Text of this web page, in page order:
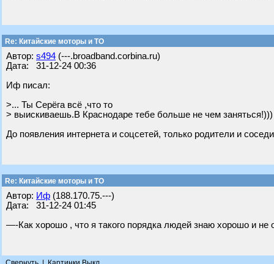
Re: Китайские моторы и ТО
Автор: s494 (---.broadband.corbina.ru)
Дата: 31-12-24 00:36
Иф писал:
>... Ты Серёга всё ,что то
> выискиваешь.В Краснодаре тебе больше не чем заняться!)))
До появления интернета и соцсетей, только родители и
Re: Китайские моторы и ТО
Автор: Иф (188.170.75.---)
Дата: 31-12-24 01:45
—-Как хорошо , что я такого порядка людей знаю хорошо и